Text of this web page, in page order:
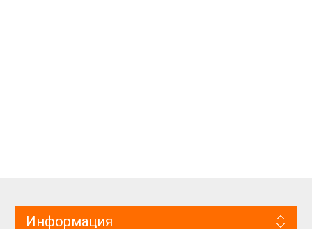
Информация